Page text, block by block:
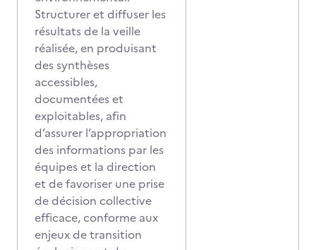
Structurer et diffuser les
résultats de la veille
réalisée, en produisant
des synthèses
accessibles,
documentées et
exploitables, afin
d’assurer l’appropriation
des informations par les
équipes et la direction
et de favoriser une prise
de décision collective
efficace, conforme aux
enjeux de transition